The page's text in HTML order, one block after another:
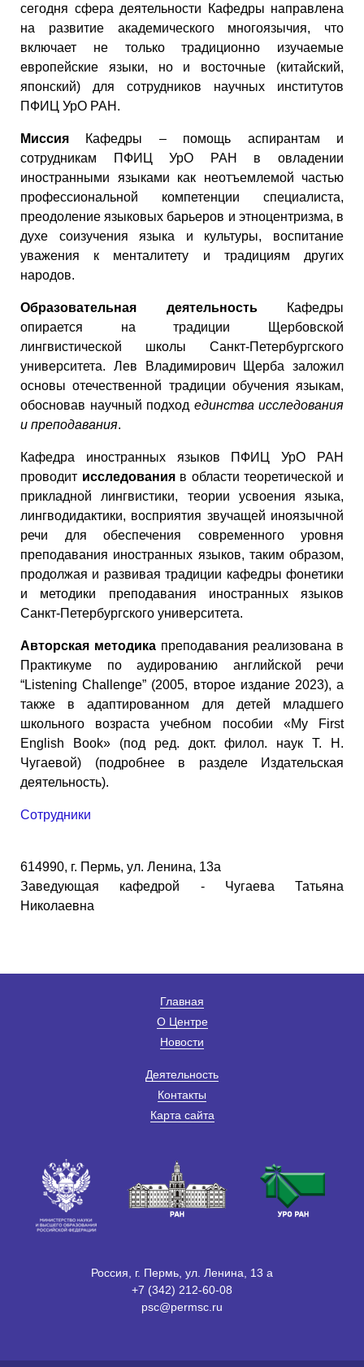
сегодня сфера деятельности Кафедры направлена
на развитие академического многоязычия, что
включает не только традиционно изучаемые
европейские языки, но и восточные (китайский,
японский) для сотрудников научных институтов
ПФИЦ УрО РАН.
Миссия Кафедры – помощь аспирантам и
сотрудникам ПФИЦ УрО РАН в овладении
иностранными языками как неотъемлемой частью
профессиональной компетенции специалиста,
преодоление языковых барьеров и этноцентризма, в
духе соизучения языка и культуры, воспитание
уважения к менталитету и традициям других
народов.
Образовательная деятельностьКафедры
опирается на традиции Щербовской
лингвистической школы Санкт-Петербургского
университета. Лев Владимирович Щерба заложил
основы отечественной традиции обучения языкам,
обосновав научный подход единства исследования
и преподавания.
Кафедра иностранных языков ПФИЦ УрО РАН
проводит исследованияв области теоретической и
прикладной лингвистики, теории усвоения языка,
лингводидактики, восприятия звучащей иноязычной
речи для обеспечения современного уровня
преподавания иностранных языков, таким образом,
продолжая и развивая традиции кафедры фонетики
и методики преподавания иностранных языков
Санкт-Петербургского университета.
Авторская методикапреподавания реализована в
Практикуме по аудированию английской речи
“Listening Challenge” (2005, второе издание 2023), а
также в адаптированном для детей младшего
школьного возраста учебном пособии «My First
English Book» (под ред. докт. филол. наук Т. Н.
Чугаевой) (подробнее в разделе Издательская
деятельность).
Сотрудники
614990, г. Пермь, ул. Ленина, 13а
Заведующая кафедрой - Чугаева Татьяна
Николаевна
Главная
О Центре
Новости
Деятельность
Контакты
Карта сайта
Россия, г. Пермь, ул. Ленина, 13 а
+7 (342) 212-60-08
psc@permsc.ru